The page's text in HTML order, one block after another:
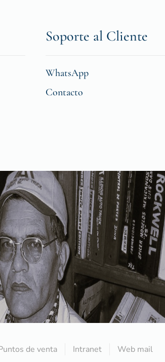
Soporte al Cliente
WhatsApp
Contacto
de venta Intranet Web mail